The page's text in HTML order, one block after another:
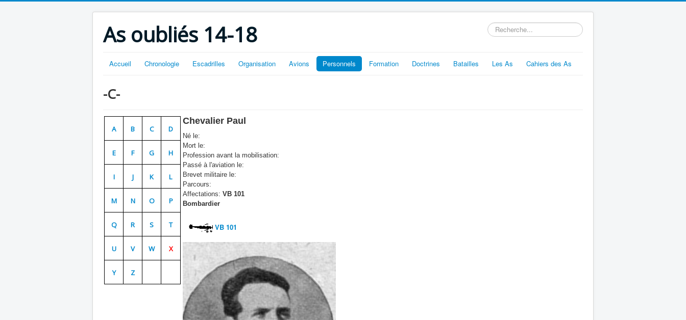
As oubliés 14-18 Rechercher
Accueil Chronologie Escadrilles Organisation Avions Personnels Formation Doctrines Batailles Les As Cahiers des As
-C-
A B C D
E F G H
I J K L
M N O P
Q R S T
U V W X
Y Z
Chevalier Paul
Né le:
Mort le:
Profession avant la mobilisation:
Passé à l'aviation le:
Brevet militaire le:
Parcours:
Affectations: VB 101
Bombardier
VB 101